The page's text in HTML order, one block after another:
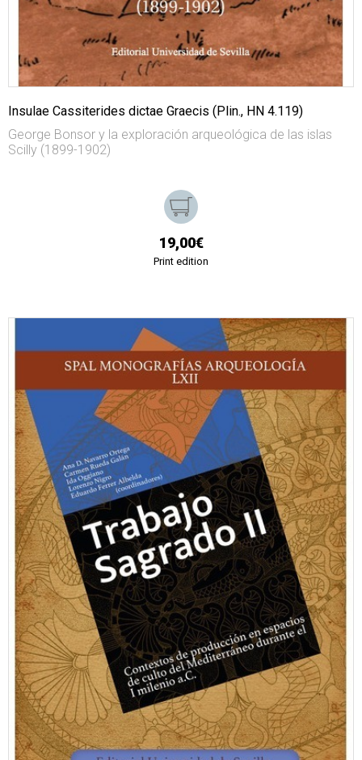
Insulae Cassiterides dictae Graecis (Plin., HN 4.119)
George Bonsor y la exploración arqueológica de las islas
Scilly (1899-1902)
19,00€
Print edition